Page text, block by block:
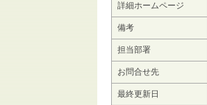
詳細ホームページ
備考
担当部署
お問合せ先
最終更新日